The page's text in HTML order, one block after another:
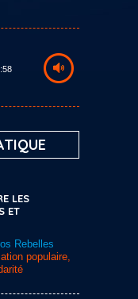
LES
ET
Rebelles
populaire,